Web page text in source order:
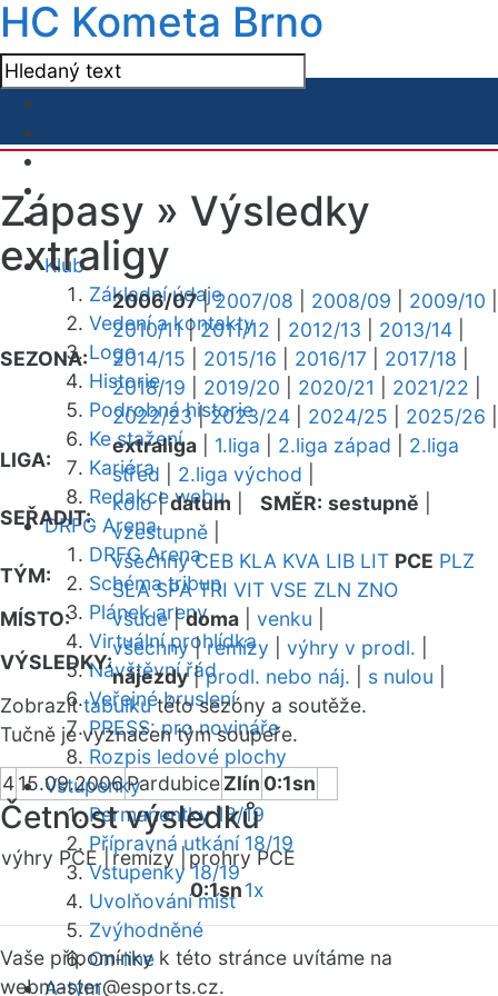
HC Kometa Brno
Klub
Základní údaje
Vedení a kontakty
Logo
Historie
Podrobná historie
Ke stažení
Kariéra
Redakce webu
DRFG Arena
DRFG Arena
Schéma tribun
Plánek areny
Virtuální prohlídka
Návštěvní řád
Veřejné bruslení
PRESS: pro novináře
Rozpis ledové plochy
Vstupenky
Permanentky 18/19
Přípravná utkání 18/19
Vstupenky 18/19
Uvolňování míst
Zvýhodněné
On-line
A-tým
Zápasy » Výsledky
extraligy
SEZONA:
2006/07|2007/08 2008/09 2009/10
2010/11|2011/12 2012/13 2013/14
2014/15
2015/16 2016/17 2017/18
2018/19
2019/20 2020/21 2021/22
2022/23|2023/24 2024/25 2025/26
LIGA:
extraliga 1.liga 2.liga západ
2.liga
střed
2.liga východ
SEŘADIT:
kolo|datum SMĚR: sestupně
vzestupně
TÝM:
všechny CEB KLA KVA LIB LIT PCE PLZ
SLA SPA TRI VIT VSE ZLN ZNO
MÍSTO:
všude|doma venku
VÝSLEDKY:
všechny|remízy výhry v prodl.
nájezdy|prodl. nebo náj. s nulou
Zobrazittabulkutéto sezóny a soutěže.
Tučně je vyznačen tým soupeře.
415.09.2006PardubiceZlín 0:1sn
Četnost výsledků
výhry PCE | remízy |prohry PCE
0:1sn1x
Vaše připomínky k této stránce uvítáme na
webmaster@esports.cz.